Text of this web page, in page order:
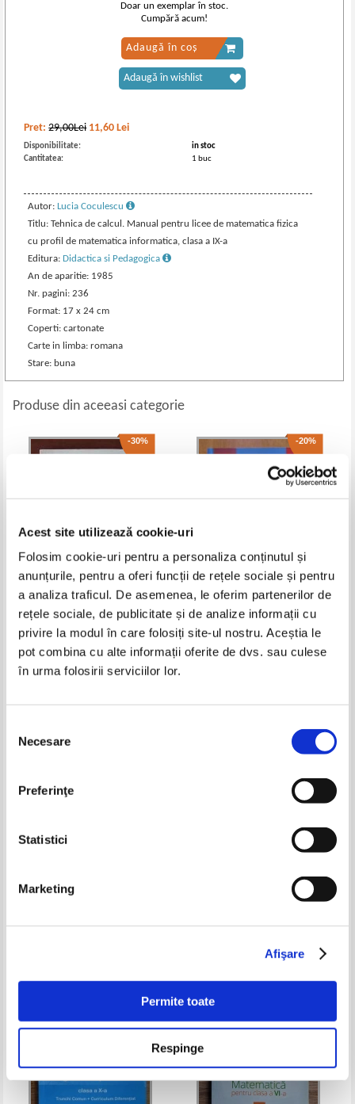
Acest site utilizează cookie-uri
Folosim cookie-uri pentru a personaliza conținutul și
anunțurile, pentru a oferi funcții de rețele sociale și pentru
a analiza traficul. De asemenea, le oferim partenerilor de
rețele sociale, de publicitate și de analize informații cu
privire la modul în care folosiți site-ul nostru. Aceștia le
pot combina cu alte informații oferite de dvs. sau culese
în urma folosirii serviciilor lor.
consimțământului
Necesare
Preferinţe
Statistici
Marketing
Afişare
Permite toate
Respinge
Pret:29,00Lei 11,60 Lei
Disponibilitate:
in stoc
Cantitatea:
1 buc
Autor:Lucia Coculescu
Titlu: Tehnica de calcul. Manual pentru licee de matematica fizica
cu profil de matematica informatica, clasa a IX-a
Editura:Didactica si Pedagogica
An de aparitie: 1985
Nr. pagini: 236
Format: 17 x 24 cm
Coperti: cartonate
Carte in limba: romana
Stare: buna
Doar un exemplar în stoc.
Cumpără acum!
Adaugă în coș
Adaugă în wishlist
Produse din aceeasi categorie
-30%
Tatiana Besliu - Probleme de
fizica particulelor elementare la
energii inalte
Pret: 12,00Lei 8,40 Lei
Adaugă în coș
-20%
Maria Zaharia, Dan Zaharia -
Matematica. Algebra,
geometrie. Clasa a VI-a
(volumul 1)
Pret:18,00Lei 14,40 Lei
Adaugă în coș
-30%
pregatirea examenului de
Adaugă în coș
-20%
Gheorghe Mihoc - Programarea
Adaugă în coș